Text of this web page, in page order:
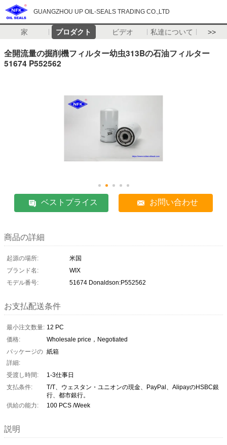
GUANGZHOU UP OIL-SEALS TRADING CO.,LTD
家 プロダクト ビデオ 私達について >>
全開流量の掘削機フィルター幼虫313Bの石油フィルター
51674 P552562
ベストプライス お問い合わせ
商品の詳細
起源の場所:
米国
ブランド名:
WIX
モデル番号:
51674 Donaldson:P552562
お支払配送条件
最小注文数量: 12 PC
価格:
Wholesale price，Negotiated
パッケージの
詳細:
紙箱
受渡し時間:
1-3仕事日
支払条件:
T/T、ウェスタン・ユニオンの現金、PayPal、AlipayのHSBC銀
行、都市銀行。
供給の能力:
100 PCS /Week
説明